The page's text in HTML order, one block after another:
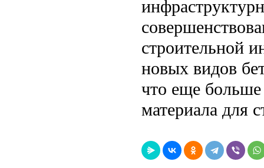
строительной
новых видов
что еще больше
материала для